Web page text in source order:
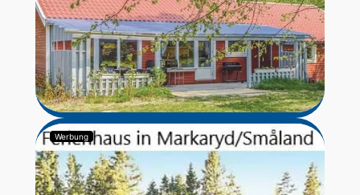
Werbung